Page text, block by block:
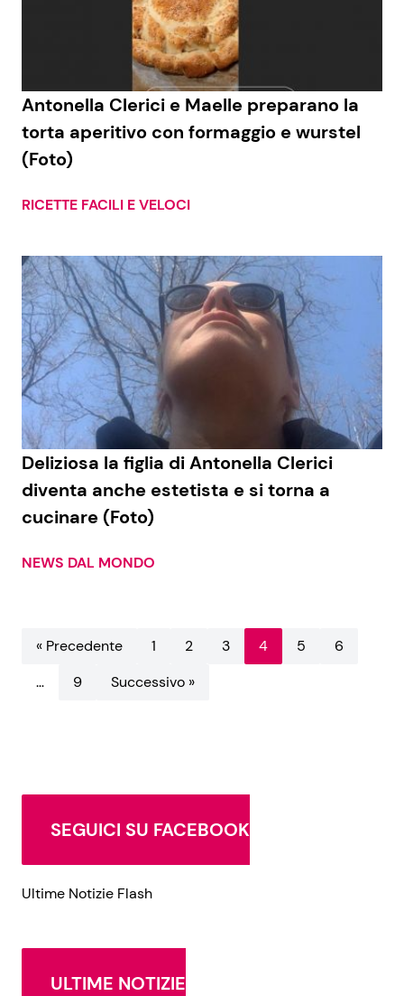
Antonella Clerici e Maelle preparano la
torta aperitivo con formaggio e wurstel
(Foto)
RICETTE FACILI E VELOCI
Deliziosa la figlia di Antonella Clerici
diventa anche estetista e si torna a
cucinare (Foto)
NEWS DAL MONDO
« Precedente 1 2 3 4 5
6
…
9 Successivo »
SEGUICI SU FACEBOOK
Ultime Notizie Flash
ULTIME NOTIZIE